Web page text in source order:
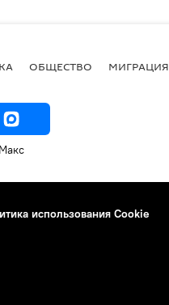
ОБЩЕСТВО МИГРАЦИЯ
Макс
использования Cookie